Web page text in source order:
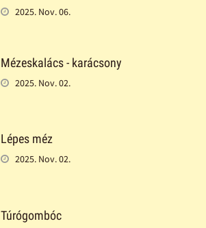
2025. Nov. 06.
Mézeskalács - karácsony
2025. Nov. 02.
Lépes méz
2025. Nov. 02.
Túrógombóc